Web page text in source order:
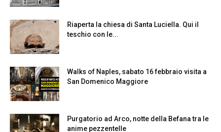
Riaperta la chiesa di Santa Luciella. Qui il
teschio con le...
Walks of Naples, sabato 16 febbraio visita a
San Domenico Maggiore
Purgatorio ad Arco, notte della Befana tra le
anime pezzentelle